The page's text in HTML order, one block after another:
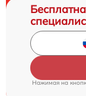
Нажимая на